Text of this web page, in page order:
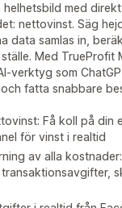
helhetsbild med
nettovinst. Säg
data samlas in,
Med TrueProfit
verktyg som
fatta snabbare
Få koll på din
för vinst i realtid
av alla kostnader: